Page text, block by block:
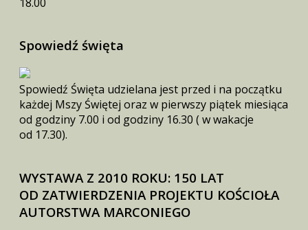
Spowiedź święta
Spowiedź Święta udzielana jest przed i na początku
każdej Mszy Świętej oraz w pierwszy piątek miesiąca
od godziny 7.00 i od godziny 16.30 ( w wakacje
od 17.30).
WYSTAWA Z 2010 ROKU: 150 LAT
OD ZATWIERDZENIA PROJEKTU KOŚCIOŁA
AUTORSTWA MARCONIEGO